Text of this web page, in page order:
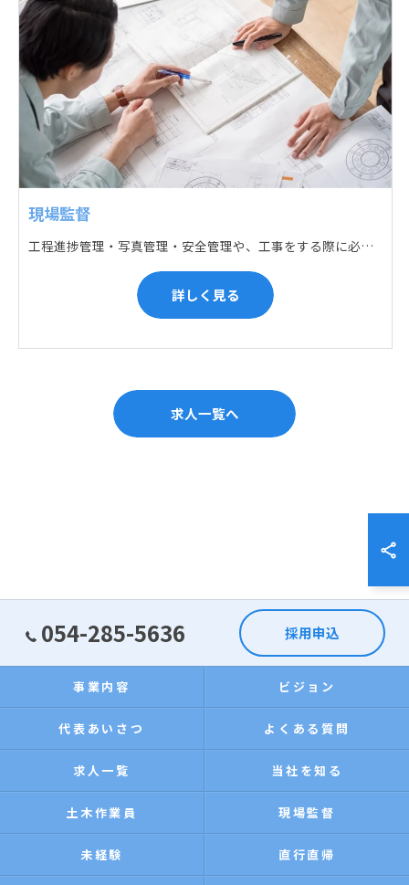
現場監督
工程進捗管理・写真管理・安全管理や、工事をする際に必要な各種書類作成・届出 (申請) などの現場管理業務をお任せします。遅れている箇所のサポートに入るなど、臨機応変な対応が必要になります。
詳しく見る
求人一覧へ
054-285-5636 採用申込
事業内容 ビジョン
代表あいさつ よくある質問
求人一覧 当社を知る
土木作業員 現場監督
未経験 直行直帰